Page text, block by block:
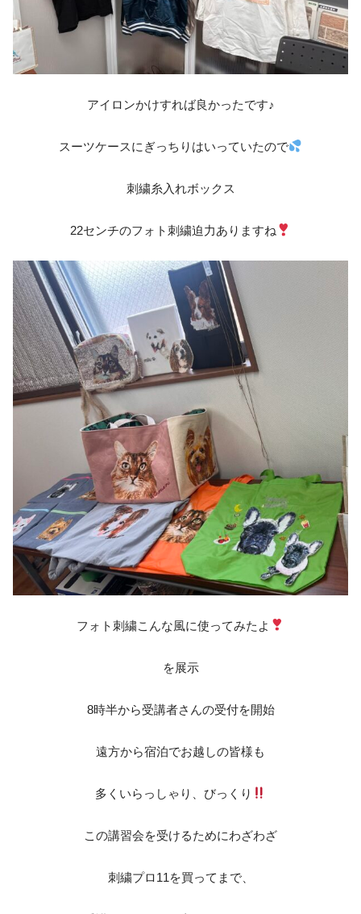
アイロンかけすれば良かったです♪
スーツケースにぎっちりはいっていたので
刺繍糸入れボックス
22センチのフォト刺繍迫力ありますね
フォト刺繍こんな風に使ってみたよ
を展示
8時半から受講者さんの受付を開始
遠方から宿泊でお越しの皆様も
多くいらっしゃり、びっくり
この講習会を受けるためにわざわざ
刺繍プロ11を買ってまで、